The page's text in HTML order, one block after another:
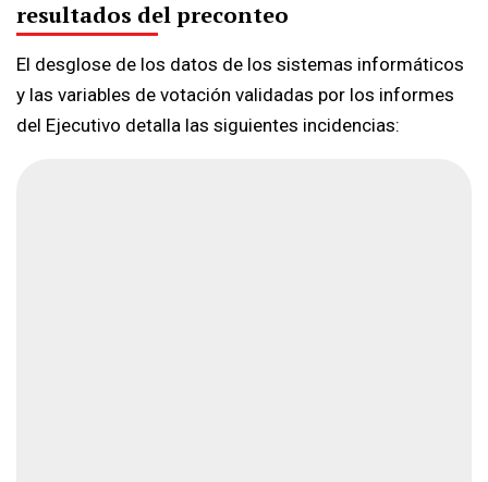
resultados del preconteo
El desglose de los datos de los sistemas informáticos
y las variables de votación validadas por los informes
del Ejecutivo detalla las siguientes incidencias: